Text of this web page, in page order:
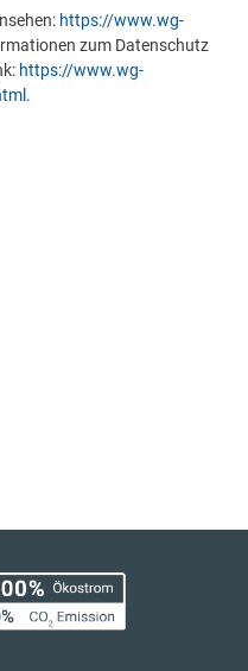
https://www.wg-
zum Datenschutz
https://www.wg-
.